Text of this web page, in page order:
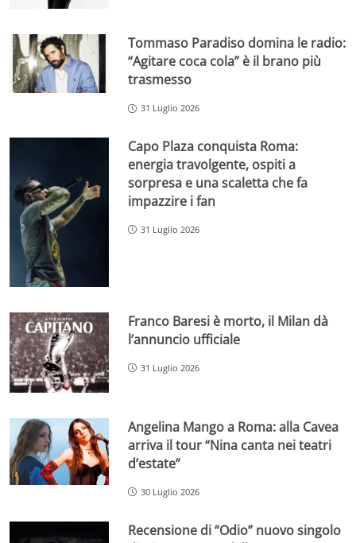
Tommaso Paradiso domina le radio:
“Agitare coca cola” è il brano più
trasmesso
31 Luglio 2026
Capo Plaza conquista Roma:
energia travolgente, ospiti a
sorpresa e una scaletta che fa
impazzire i fan
31 Luglio 2026
Franco Baresi è morto, il Milan dà
l’annuncio ufficiale
31 Luglio 2026
Angelina Mango a Roma: alla Cavea
arriva il tour “Nina canta nei teatri
d’estate”
30 Luglio 2026
Recensione di “Odio” nuovo singolo